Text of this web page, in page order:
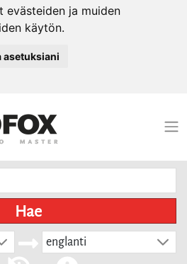
evästeiden ja muiden
käytön.
asetuksiani
Hae
englanti